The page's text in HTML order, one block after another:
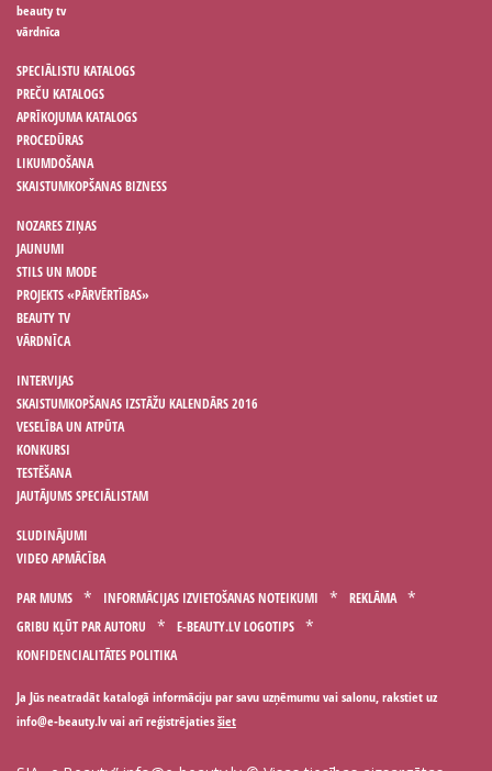
beauty tv
vārdnīca
SPECIĀLISTU KATALOGS
PREČU KATALOGS
APRĪKOJUMA KATALOGS
PROCEDŪRAS
LIKUMDOŠANA
SKAISTUMKOPŠANAS BIZNESS
NOZARES ZIŅAS
JAUNUMI
STILS UN MODE
PROJEKTS «PĀRVĒRTĪBAS»
BEAUTY TV
VĀRDNĪCA
INTERVIJAS
SKAISTUMKOPŠANAS IZSTĀŽU KALENDĀRS 2016
VESELĪBA UN ATPŪTA
KONKURSI
TESTĒŠANA
JAUTĀJUMS SPECIĀLISTAM
SLUDINĀJUMI
VIDEO APMĀCĪBA
PAR MUMS INFORMĀCIJAS IZVIETOŠANAS NOTEIKUMI
REKLĀMA
GRIBU KĻŪT PAR AUTORU
E-BEAUTY.LV LOGOTIPS
KONFIDENCIALITĀTES POLITIKA
Ja Jūs neatradāt katalogā informāciju par savu uzņēmumu vai salonu, rakstiet uz
vai arī reģistrējatiesšiet